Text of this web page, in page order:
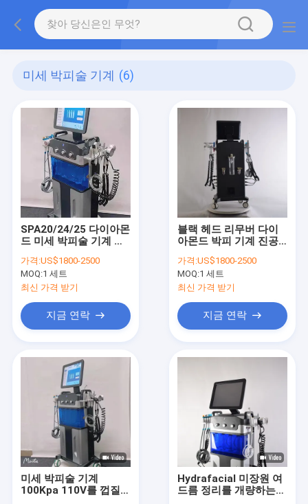
미세 박피술 기계 (6)
SPA20/24/25 다이아몬
드 미세 박피술 기계 여
가격:US$1800-2500
MOQ:1 세트
최신 가격 받기
지금 연락
블랙 헤드 리무버 다이
아몬드 박피 기계 진공
가격:US$1800-2500
MOQ:1 세트
최신 가격 받기
지금 연락
미세 박피술 기계
100Kpa 110V를 껍질을
Hydrafacial 미장원 여
드름 정리를 개량하는